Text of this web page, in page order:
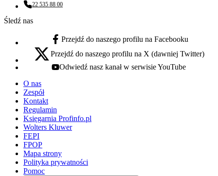
Numer telefonu:
22 535 88 00
Śledź nas
facebook - otwiera się w nowej karcie
Przejdź do naszego profilu na Facebooku
x - otwiera się w nowej karcie
Przejdź do naszego profilu na X (dawniej Twitter)
youtube - otwiera się w nowej karcie
Odwiedź nasz kanał w serwisie YouTube
O nas
Zespół
Kontakt
Regulamin
Księgarnia Profinfo.pl
Wolters Kluwer
FEPI
FPOP
Mapa strony
Polityka prywatności
Pomoc